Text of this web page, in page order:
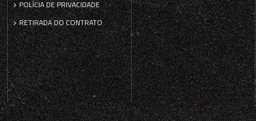
POLÍCIA DE PRIVACIDADE
RETIRADA DO CONTRATO